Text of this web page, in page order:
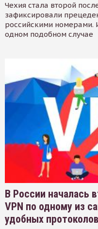
Чехия стала второй
зафиксировали
российскими номерами.
одном подобном случае
В России началась
VPN по одному из
удобных